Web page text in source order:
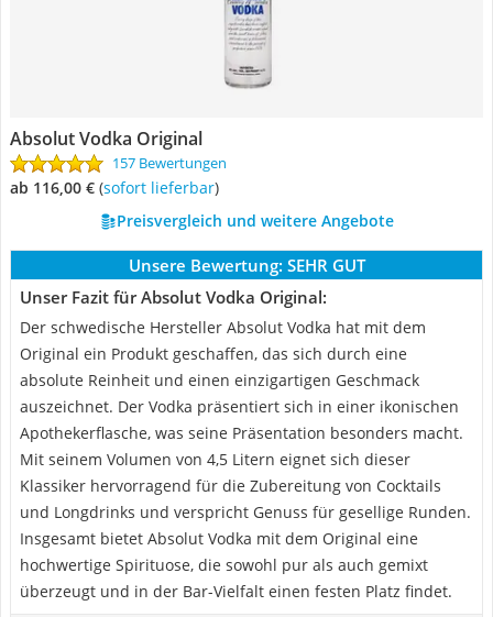
Absolut Vodka Original
157 Bewertungen
ab 116,00 € ( Sofort lieferbar)
Preisvergleich und weitere Angebote
Unsere Bewertung: SEHR GUT
Unser Fazit für Absolut Vodka Original:
Der schwedische Hersteller Absolut Vodka hat mit dem
Original ein Produkt geschaffen, das sich durch eine
absolute Reinheit und einen einzigartigen Geschmack
auszeichnet. Der Vodka präsentiert sich in einer ikonischen
Apothekerflasche, was seine Präsentation besonders macht.
Mit seinem Volumen von 4,5 Litern eignet sich dieser
Klassiker hervorragend für die Zubereitung von Cocktails
und Longdrinks und verspricht Genuss für gesellige Runden.
Insgesamt bietet Absolut Vodka mit dem Original eine
hochwertige Spirituose, die sowohl pur als auch gemixt
überzeugt und in der Bar-Vielfalt einen festen Platz findet.